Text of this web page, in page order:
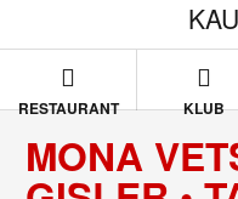
RESTAURANT KLUB
MONA